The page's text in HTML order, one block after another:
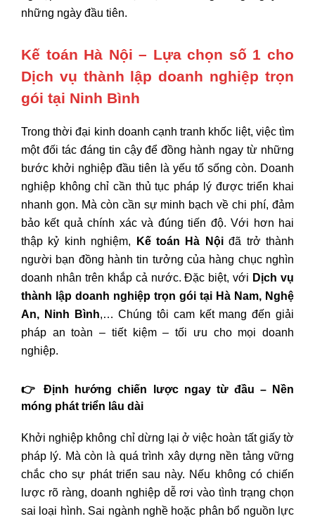
những ngày đầu tiên.
Kế toán Hà Nội – Lựa chọn số 1 cho
Dịch vụ thành lập doanh nghiệp trọn
gói tại Ninh Bình
Trong thời đại kinh doanh cạnh tranh khốc liệt, việc tìm
một đối tác đáng tin cậy để đồng hành ngay từ những
bước khởi nghiệp đầu tiên là yếu tố sống còn. Doanh
nghiệp không chỉ cần thủ tục pháp lý được triển khai
nhanh gọn. Mà còn cần sự minh bạch về chi phí, đảm
bảo kết quả chính xác và đúng tiến độ. Với hơn hai
thập kỷ kinh nghiệm,
Kế toán Hà Nộiđã trở thành
người bạn đồng hành tin tưởng của hàng chục nghìn
doanh nhân trên khắp cả nước. Đặc biệt, với Dịch vụ
thành lập doanh nghiệp trọn gói tại Hà Nam, Nghệ
An, Ninh Bình,… Chúng tôi cam kết mang đến giải
pháp an toàn – tiết kiệm – tối ưu cho mọi doanh
nghiệp.
👉 Định hướng chiến lược ngay từ đầu – Nền
móng phát triển lâu dài
Khởi nghiệp không chỉ dừng lại ở việc hoàn tất giấy tờ
pháp lý. Mà còn là quá trình xây dựng nền tảng vững
chắc cho sự phát triển sau này. Nếu không có chiến
lược rõ ràng, doanh nghiệp dễ rơi vào tình trạng chọn
sai loại hình. Sai ngành nghề hoặc phân bổ nguồn lực